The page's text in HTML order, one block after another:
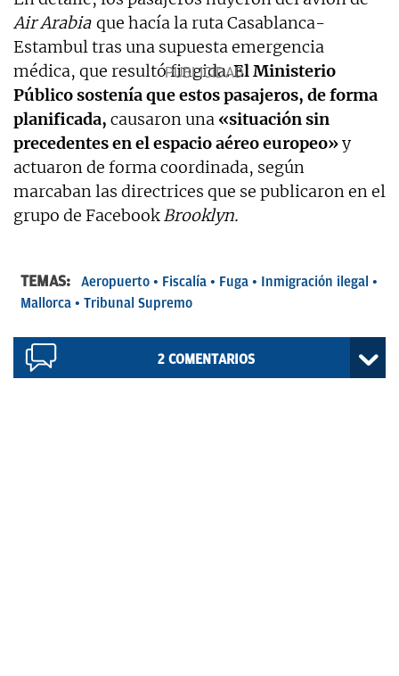
Air Arabia que hacía la ruta Casablanca-
Estambul tras una supuesta emergencia
médica, que resultó fingida.El Ministerio
Público sostenía que estos pasajeros, de forma
planificada, causaron una «situación sin
precedentes en el espacio aéreo europeo»y
actuaron de forma coordinada, según
marcaban las directrices que se publicaron en el
grupo de FacebookBrooklyn.
TEMAS: Aeropuerto Fiscalía Fuga
Inmigración ilegal
Mallorca
Tribunal Supremo
2 COMENTARIOS